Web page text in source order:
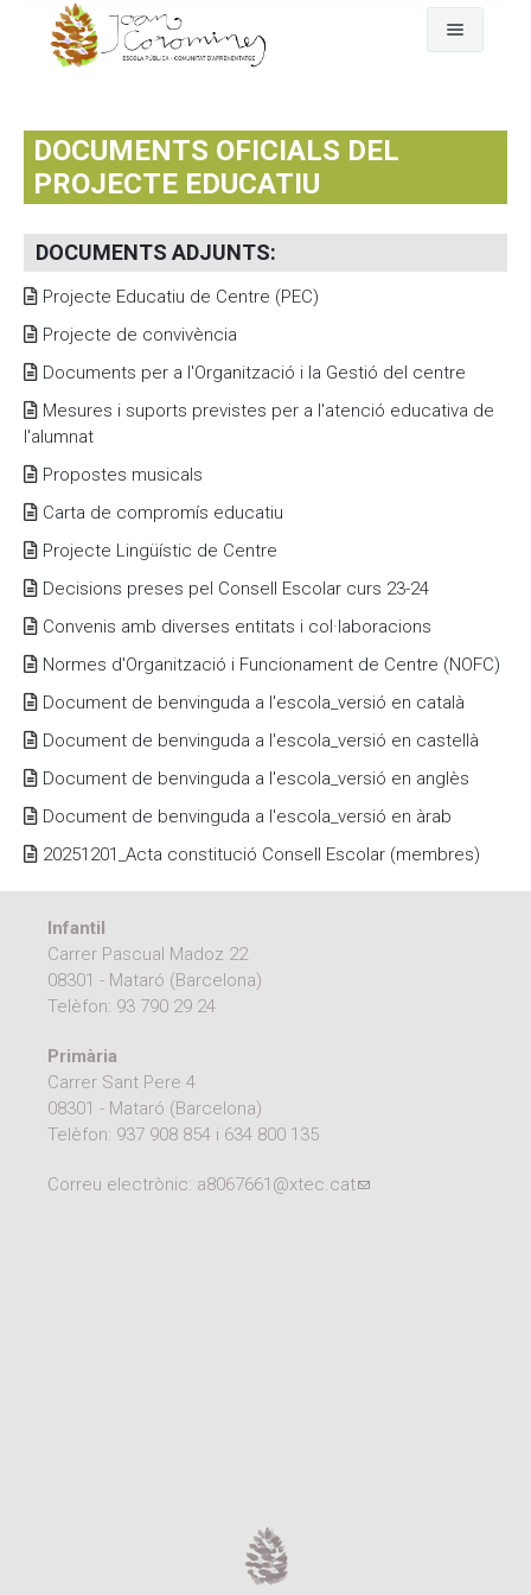
Cerca
El dia a dia
GEP
EDC Estratègia Digital de Centre
Fem pinya
Comunitat d'aprenentatge
AFA Coromines
Projectes de comunitat
Fotografies i vídeos
Àlbums de fotografies
Vídeos a Vimeo
Documents oficials
Documents oficials del projecte educatiu
Documents autoritzacions / Justificants
Documentació Activitats Extraescolars
Menjador
Moodle
DOCUMENTS OFICIALS DEL
PROJECTE EDUCATIU
DOCUMENTS ADJUNTS:
Projecte Educatiu de Centre (PEC)
Projecte de convivència
Documents per a l'Organització i la Gestió del centre
Mesures i suports previstes per a l'atenció educativa de
l'alumnat
Propostes musicals
Carta de compromís educatiu
Projecte Lingüístic de Centre
Decisions preses pel Consell Escolar curs 23-24
Convenis amb diverses entitats i col·laboracions
Normes d'Organització i Funcionament de Centre (NOFC)
Document de benvinguda a l'escola_versió en català
Document de benvinguda a l'escola_versió en castellà
Document de benvinguda a l'escola_versió en anglès
Document de benvinguda a l'escola_versió en àrab
20251201_Acta constitució Consell Escolar (membres)
Infantil
Carrer Pascual Madoz 22
08301 - Mataró (Barcelona)
Telèfon: 93 790 29 24
Primària
Carrer Sant Pere 4
08301 - Mataró (Barcelona)
Telèfon: 937 908 854 i 634 800 135
Correu electrònic: a8067661@xtec.cat(link sends e-mail)